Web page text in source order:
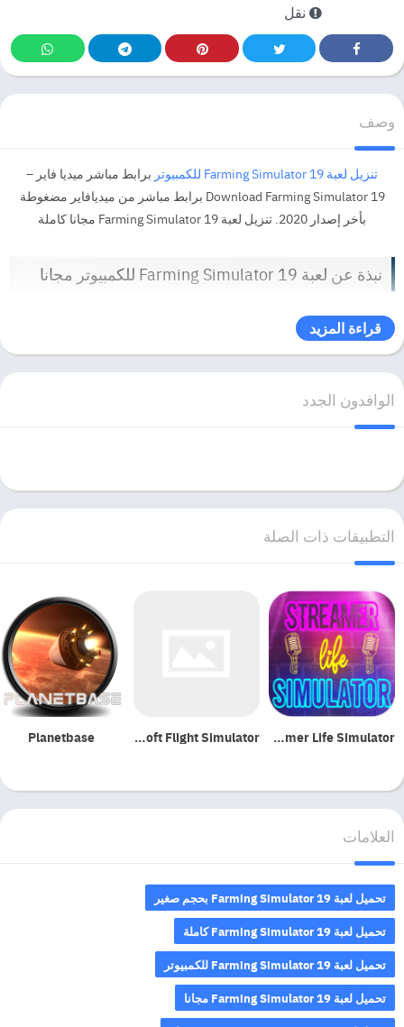
نقل
وصف
تنزيل لعبة Farming Simulator 19 للكمبيوتر
برابط مباشر ميديا فاير –
Download Farming Simulator 19 برابط مباشر من ميديافاير مضغوطة
بأخر إصدار 2020. تنزيل لعبة Farming Simulator 19 مجانا كاملة
نبذة عن لعبة Farming Simulator 19 للكمبيوتر مجانا
يعود الامتياز الأكثر مبيعًا هذا العام بإصلاح كامل لمحرك الرسومات ، مما يوفر
المرئيات والتأثيرات الأكثر روعة وغامرة ، إلى جانب أعمق تجربة زراعية
وأكثرها اكتمالاً على الإطلاق. يأخذ Farming Simulator 19 أكبر خطوة للأمام
حتى الآن مع قائمة المركبات الأكثر شمولاً للامتياز على الإطلاق! ستتحكم في
المركبات والآلات التي أعيد إنشاؤها بأمانة من جميع العلامات التجارية الرائدة
Simulator 19 هي أغنى تجربة زراعية وأكثرها اكتمالاً على الإطلاق!
تحميل لعبة محاكي حارس الحدود للكمبيوتر
تنزيل لعبة The Forest
تحميل لعبة محاكي مقهى الالعاب
محاكي الباصات للكمبيوتر
تنزيل لعبة Plague Inc: Evolved للكمبيوتر
تنزيل لعبة BeamNG Drive للكمبيوتر
قراءة المزيد
الوافدون الجدد
التطبيقات ذات الصلة
Streamer Life Simulator
Microsoft Flight Simulator
Planetbase
العلامات
تحميل لعبة Farming Simulator 19 بحجم صغير
تحميل لعبة Farming Simulator 19 كاملة
تحميل لعبة Farming Simulator 19 للكمبيوتر
تحميل لعبة Farming Simulator 19 مجانا